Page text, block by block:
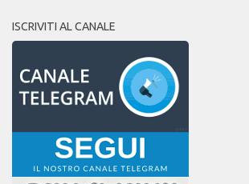
ISCRIVITI AL CANALE